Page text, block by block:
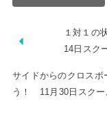
１対１の
14日スク
サイドからのクロスボ
う！ 11月30日スクー